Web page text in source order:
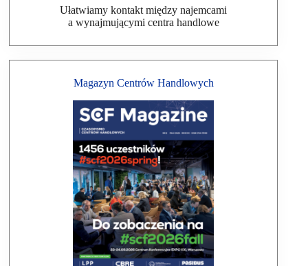
Ułatwiamy kontakt między najemcami
a wynajmującymi centra handlowe
Magazyn Centrów Handlowych